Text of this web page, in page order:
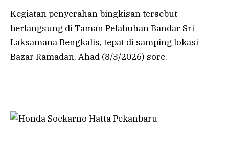
Kegiatan penyerahan bingkisan tersebut
berlangsung di Taman Pelabuhan Bandar Sri
Laksamana Bengkalis, tepat di samping lokasi
Bazar Ramadan, Ahad (8/3/2026) sore.